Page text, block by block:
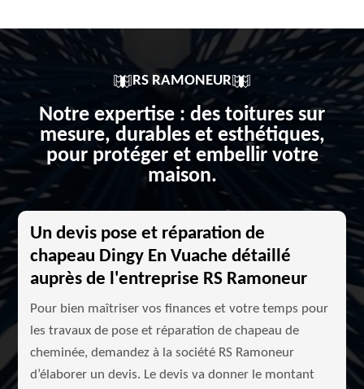
RS RAMONEUR
Notre expertise : des toitures sur
mesure, durables et esthétiques,
pour protéger et embellir votre
maison.
Un devis pose et réparation de
chapeau Dingy En Vuache détaillé
auprès de l'entreprise RS Ramoneur
Pour bien maîtriser vos finances et votre temps pour
les travaux de pose et réparation de chapeau de
cheminée, demandez à la société RS Ramoneur
d’élaborer un devis. Le devis va donner le montant